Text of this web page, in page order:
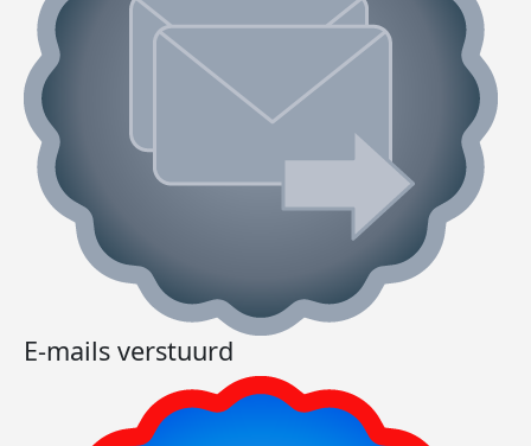
E-mails verstuurd